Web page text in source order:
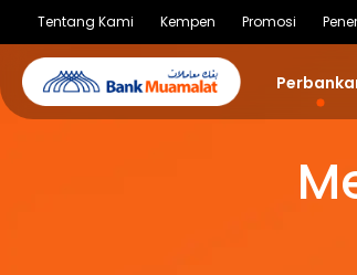
Tentang Kami Kempen Promosi